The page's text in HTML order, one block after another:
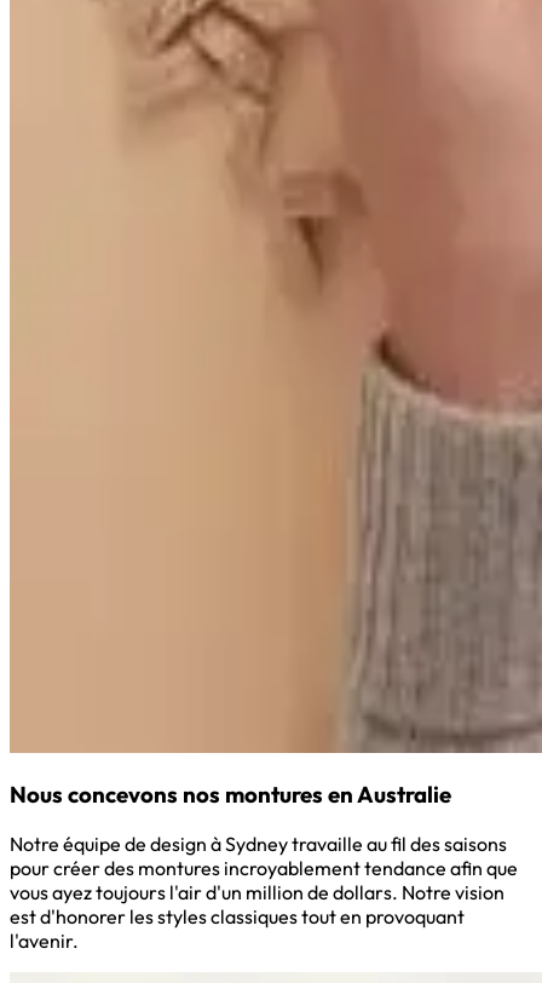
Nous concevons nos montures en Australie
Notre équipe de design à Sydney travaille au fil des saisons
pour créer des montures incroyablement tendance afin que
vous ayez toujours l'air d'un million de dollars. Notre vision
est d'honorer les styles classiques tout en provoquant
l'avenir.